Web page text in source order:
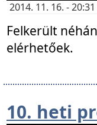
2014. 11. 16. -
Felkerült
elérhetőek.
10. heti